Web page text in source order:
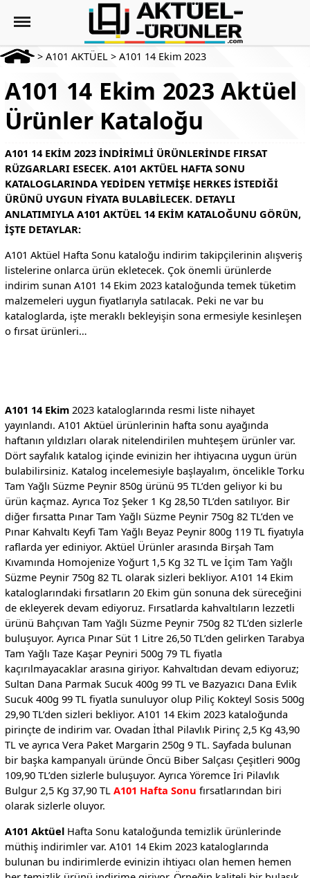
> A101 AKTÜEL > A101 14 Ekim 2023
A101 14 Ekim 2023 Aktüel
Ürünler Kataloğu
A101 14 EKIM 2023 INDIRIMLI ÜRÜNLERINDE FIRSAT
RÜZGARLARI ESECEK. A101 AKTÜEL HAFTA SONU
KATALOGLARINDA YEDIDEN YETMIŞE HERKES ISTEDIĞI
ÜRÜNÜ UYGUN FIYATA BULABILECEK. DETAYLI
ANLATIMIYLA A101 AKTÜEL 14 EKIM KATALOĞUNU GÖRÜN,
IŞTE DETAYLAR:
A101 Aktüel Hafta Sonu kataloğu indirim takipçilerinin alışveriş
listelerine onlarca ürün ekletecek. Çok önemli ürünlerde
indirim sunan A101 14 Ekim 2023 kataloğunda temek tüketim
malzemeleri uygun fiyatlarıyla satılacak. Peki ne var bu
kataloglarda, işte meraklı bekleyişin sona ermesiyle kesinleşen
o fırsat ürünleri…
A101 14 Ekim2023 kataloglarında resmi liste nihayet
yayınlandı. A101 Aktüel ürünlerinin hafta sonu ayağında
haftanın yıldızları olarak nitelendirilen muhteşem ürünler var.
Dört sayfalık katalog içinde evinizin her ihtiyacına uygun ürün
bulabilirsiniz. Katalog incelemesiyle başlayalım, öncelikle Torku
Tam Yağlı Süzme Peynir 850g ürünü 95 TL’den geliyor ki bu
ürün kaçmaz. Ayrıca Toz Şeker 1 Kg 28,50 TL’den satılıyor. Bir
diğer fırsatta Pınar Tam Yağlı Süzme Peynir 750g 82 TL’den ve
Pınar Kahvaltı Keyfi Tam Yağlı Beyaz Peynir 800g 119 TL fiyatıyla
raflarda yer ediniyor. Aktüel Ürünler arasında Birşah Tam
Kıvamında Homojenize Yoğurt 1,5 Kg 32 TL ve İçim Tam Yağlı
Süzme Peynir 750g 82 TL olarak sizleri bekliyor. A101 14 Ekim
kataloglarındaki fırsatların 20 Ekim gün sonuna dek süreceğini
de ekleyerek devam ediyoruz. Fırsatlarda kahvaltıların lezzetli
ürünü Bahçıvan Tam Yağlı Süzme Peynir 750g 82 TL’den sizlerle
buluşuyor. Ayrıca Pınar Süt 1 Litre 26,50 TL’den gelirken Tarabya
Tam Yağlı Taze Kaşar Peyniri 500g 79 TL fiyatla
kaçırılmayacaklar arasına giriyor. Kahvaltıdan devam ediyoruz;
Sultan Dana Parmak Sucuk 400g 99 TL ve Bazyazıcı Dana Evlik
Sucuk 400g 99 TL fiyatla sunuluyor olup Piliç Kokteyl Sosis 500g
29,90 TL’den sizleri bekliyor. A101 14 Ekim 2023 kataloğunda
pirinçte de indirim var. Ovadan İthal Pilavlık Pirinç 2,5 Kg 43,90
TL ve ayrıca Vera Paket Margarin 250g 9 TL. Sayfada bulunan
bir başka kampanyalı üründe Öncü Biber Salçası Çeşitleri 900g
109,90 TL’den sizlerle buluşuyor. Ayrıca Yöremce İri Pilavlık
Bulgur 2,5 Kg 37,90 TL A101 Hafta Sonu fırsatlarından biri
olarak sizlerle oluyor.
A101 AktüelHafta Sonu kataloğunda temizlik ürünlerinde
müthiş indirimler var. A101 14 Ekim 2023 kataloglarında
bulunan bu indirimlerde evinizin ihtiyacı olan hemen hemen